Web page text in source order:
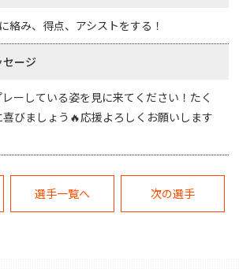
絡み、得点、アシストをする！
ージ
ーしている姿を見に来てください！たく
びましょう🔥応援よろしくお願いします
選手一覧へ 次の選手